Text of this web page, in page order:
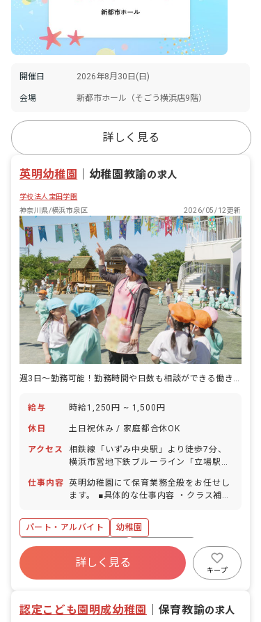
開催日 2026年8月30日(日)
会場 新都市ホール（そごう横浜店9階）
詳しく見る
英明幼稚園 幼稚園教諭の求人
学校法人宝田学園
神奈川県/横浜市泉区
2026/05/12更新
週3日～勤務可能！勤務時間や日数も相談ができる働きやすい職場環境です。
給与 時給1,250円 ~ 1,500円
休日 土日祝休み / 家庭都合休OK
アクセス
相鉄線「いずみ中央駅」より徒歩7分、
横浜市営地下鉄ブルーライン「立場駅」
OK（無料駐輪場あり）、車通勤は応相
談（無料駐車場あり）
仕事内容 英明幼稚園にて保育業務全般をお任せし
ます。 ■具体的な仕事内容 ・クラス補助
配膳 ・預かり保育業務全般：おやつの配
膳、遊びの見守り、排泄の補助 ・保護者
への園児引き渡し
パート・アルバイト
幼稚園
寮・住宅・家賃補助あり
社会保険完備
有給
福利厚生充実
詳しく見る
キープ
認定こども園明成幼稚園 保育教諭の求人